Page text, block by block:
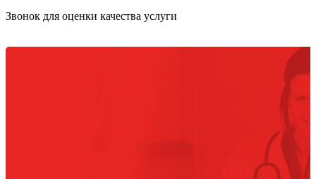
Звонок для оценки качества услуги